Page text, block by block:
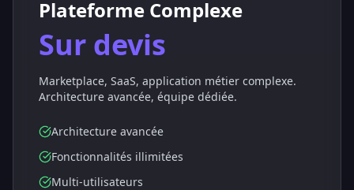
Plateforme Complexe
Sur devis
Marketplace, SaaS, application métier complexe.
Architecture avancée, équipe dédiée.
Architecture avancée
Fonctionnalités illimitées
Multi-utilisateurs